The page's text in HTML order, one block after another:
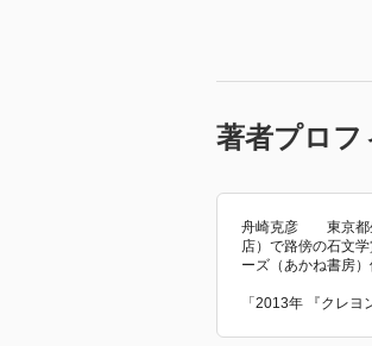
著者プロフ
舟崎克彦 東京都生
店）で路傍の石文
ーズ（あかね書房）
「2013年 『クレ